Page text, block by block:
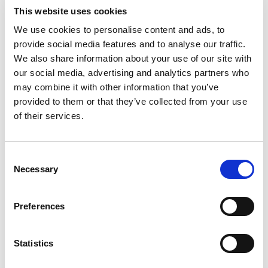
This website uses cookies
We use cookies to personalise content and ads, to
provide social media features and to analyse our traffic.
We also share information about your use of our site with
our social media, advertising and analytics partners who
may combine it with other information that you’ve
provided to them or that they’ve collected from your use
of their services.
Selection
Necessary
Preferences
Statistics
Polìtica de cancelaciòn: Debido a la naturaleza especial
de la Eroica, una vez finalizada la inscripción, la cuota no
será reembolsable, independientemente de la fecha de
cancelación.
Para los demás servicios confirmados, la penal será del
25% para cancelaciones efectuadas del 20 de marzo al 20
de agosto, del 50% para cancelaciones efectuadas del 21
de agosto al 10 de septiembre y del 100% para
cancelaciones efectuadas a partir del 11 de septiembre, no
Casa Vacanze Squarcialupi se encuentra a 10 metros del
centro histórico de Castellina in Chianti, cerca del hotel
mármol finamente amueblados en relajantes colores
neutros y naturales que recuerdan el estilo provenzal.
Distancia en coche de Gaiole in Chianti a Casa Vacanze
. Ver la ubicaciòn